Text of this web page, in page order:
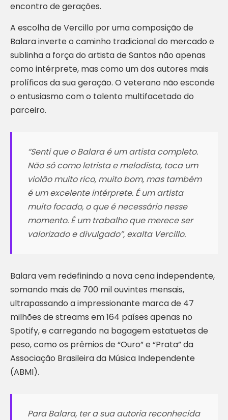
encontro de gerações.
A escolha de Vercillo por uma composição de
Balara inverte o caminho tradicional do mercado e
sublinha a força do artista de Santos não apenas
como intérprete, mas como um dos autores mais
prolíficos da sua geração. O veterano não esconde
o entusiasmo com o talento multifacetado do
parceiro.
“Senti que o Balara é um artista completo.
Não só como letrista e melodista, toca um
violão muito rico, muito bom, mas também
é um excelente intérprete. É um artista
muito focado, o que é necessário nesse
momento. É um trabalho que merece ser
valorizado e divulgado”, exalta Vercillo.
Balara vem redefinindo a nova cena independente,
somando mais de 700 mil ouvintes mensais,
ultrapassando a impressionante marca de 47
milhões de streams em 164 países apenas no
Spotify, e carregando na bagagem estatuetas de
peso, como os prêmios de “Ouro” e “Prata” da
Associação Brasileira da Música Independente
(ABMI).
Para Balara, ter a sua autoria reconhecida